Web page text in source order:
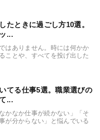
たときに過ごし方10選。
...
はありません。時には何かか
ことや、すべてを投げ出した
てる仕事5選。職業選びの
...
かなか仕事が続かない」「そ
が分からない」と悩んでいる